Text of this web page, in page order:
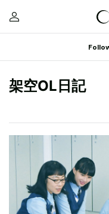
架空OL日記